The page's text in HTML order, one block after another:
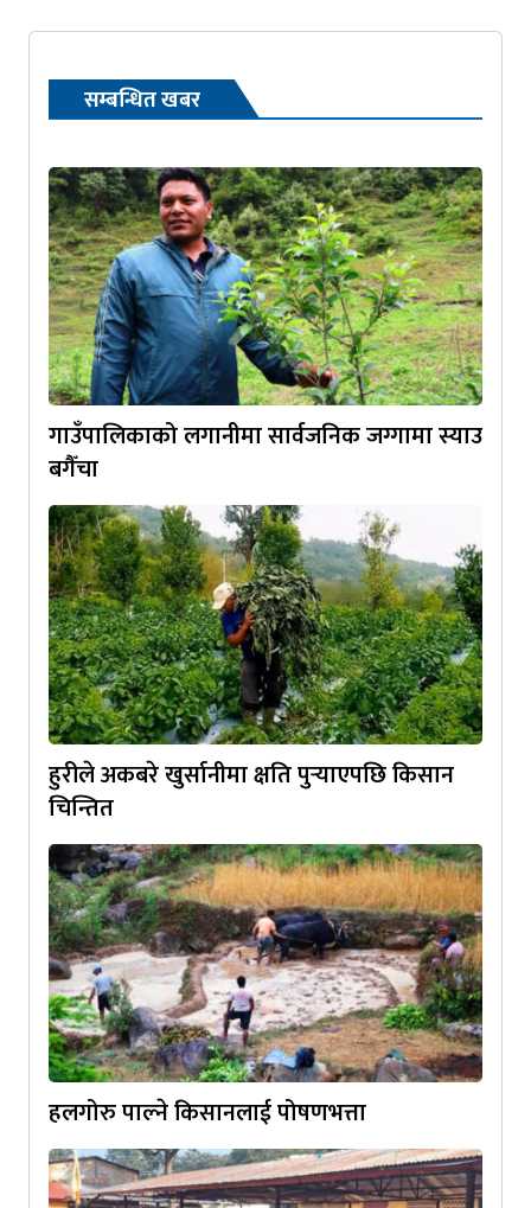
सम्बन्धित खबर
गाउँपालिकाको लगानीमा सार्वजनिक जग्गामा स्याउ
बगैँचा
हुरीले अकबरे खुर्सानीमा क्षति पुर्‍याएपछि किसान
चिन्तित
हलगोरु पाल्ने किसानलाई पोषणभत्ता